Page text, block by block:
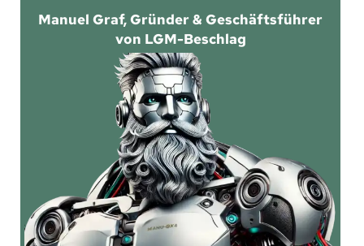
Manuel Graf, Gründer & Geschäftsführer
von LGM-Beschlag